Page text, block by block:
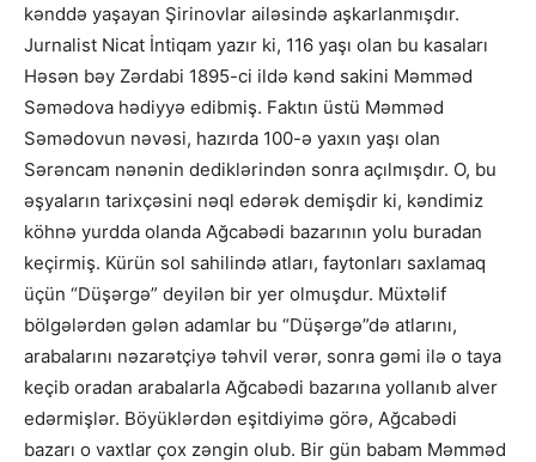
kənddə yaşayan Şirinovlar ailəsində aşkarlanmışdır.
Jurnalist Nicat İntiqam yazır ki, 116 yaşı olan bu kasaları
Həsən bəy Zərdabi 1895-ci ildə kənd sakini Məmməd
Səmədova hədiyyə edibmiş. Faktın üstü Məmməd
Səmədovun nəvəsi, hazırda 100-ə yaxın yaşı olan
Sərəncam nənənin dediklərindən sonra açılmışdır. O, bu
əşyaların tarixçəsini nəql edərək demişdir ki, kəndimiz
köhnə yurdda olanda Ağcabədi bazarının yolu buradan
keçirmiş. Kürün sol sahilində atları, faytonları saxlamaq
üçün “Düşərgə” deyilən bir yer olmuşdur. Müxtəlif
bölgələrdən gələn adamlar bu “Düşərgə”də atlarını,
arabalarını nəzarətçiyə təhvil verər, sonra gəmi ilə o taya
keçib oradan arabalarla Ağcabədi bazarına yollanıb alver
edərmişlər. Böyüklərdən eşitdiyimə görə, Ağcabədi
bazarı o vaxtlar çox zəngin olub. Bir gün babam Məmməd